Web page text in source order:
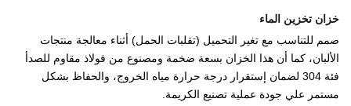
خزان تخزين الماء
صمم للتناسب مع تغير التحميل (تقلبات الحمل) أثناء معالجة منتجات
الألبان، كما أن هذا الخزان بسعة ضخمة ومصنوع من فولاذ مقاوم للصدأ
فئة 304 لضمان إستقرار درجة حرارة مياه الخروج، والحفاظ بشكل
مستمر علي جودة عملية تصنيع الكريمة.